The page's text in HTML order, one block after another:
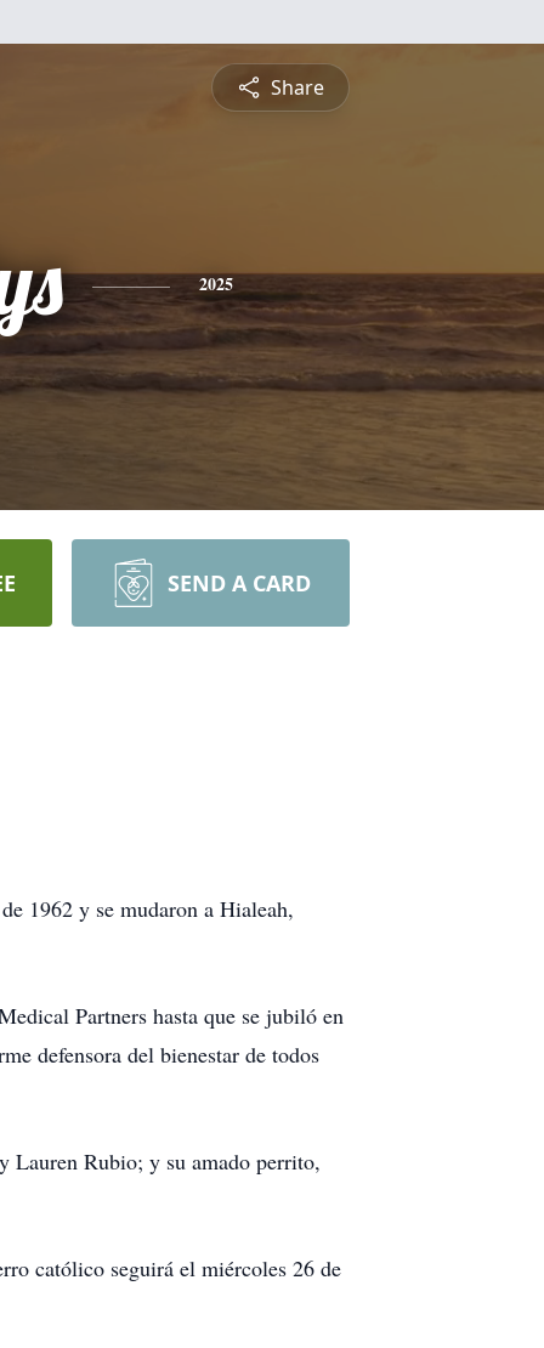
Share
2025
SEND A CARD
1962 y se mudaron a Hialeah,
Partners hasta que se jubiló en
defensora del bienestar de todos
Lauren Rubio; y su amado perrito,
católico seguirá el miércoles 26 de